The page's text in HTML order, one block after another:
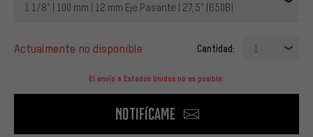
1 1/8" | 100 mm | 12 mm Eje Pasante | 27,5" (650B)
actualmente no disponible Cantidad: 1
El envío a Estados Unidos no es posible.
Notifícame